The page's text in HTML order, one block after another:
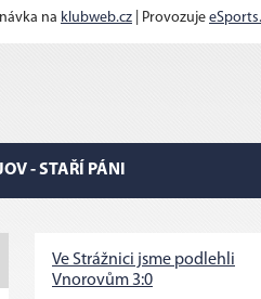
na klubweb.cz | Provozuje
- STAŘÍ PÁNI
Ve Strážnici jsme podlehli
Vnorovům 3:0